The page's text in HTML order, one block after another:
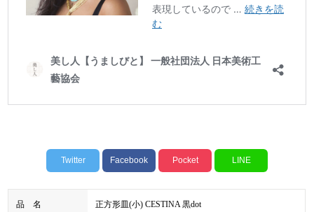
Twitter Facebook Pocket LINE
品 名 正方形皿(小) CESTINA 黒dot